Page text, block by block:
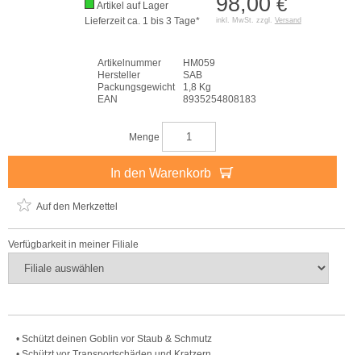
€
inkl. MwSt. zzgl. Versand
Artikel auf Lager
Lieferzeit ca. 1 bis 3 Tage*
Artikelnummer
HM059
Hersteller
SAB
Packungsgewicht
1,8 Kg
EAN
8935254808183
Menge
In den Warenkorb
Auf den Merkzettel
Verfügbarkeit in meiner Filiale
• Schützt deinen Goblin vor Staub & Schmutz